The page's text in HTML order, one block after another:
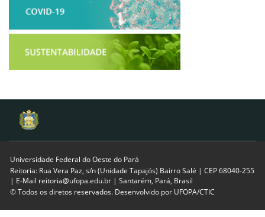
Universidade Federal do Oeste do Pará
Reitoria: Rua Vera Paz, s/n (Unidade Tapajós) Bairro Salé | CEP 68040-255
| E-Mail reitoria@ufopa.edu.br | Santarém, Pará, Brasil
© Todos os diretos reservados. Desenvolvido por UFOPA/CTIC